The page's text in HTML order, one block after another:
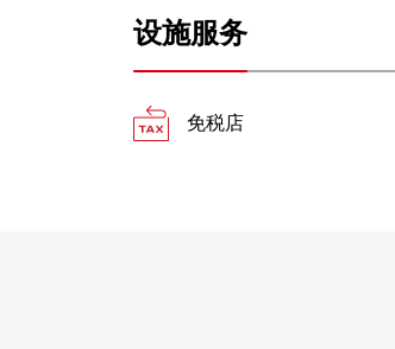
设施服务
免税店